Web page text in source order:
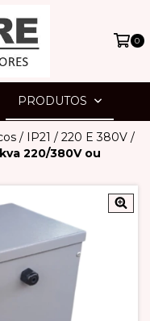
0
PRODUTOS
/ IP21 / 220 E 380V /
220/380V ou